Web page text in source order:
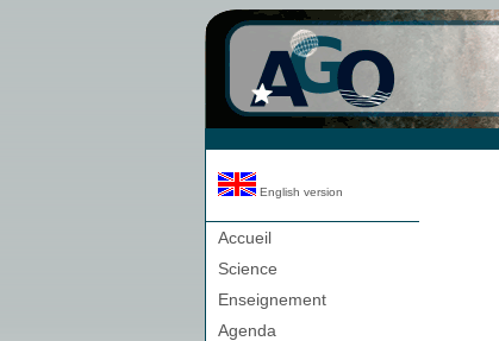
English version
Accueil
Science
Enseignement
Agenda